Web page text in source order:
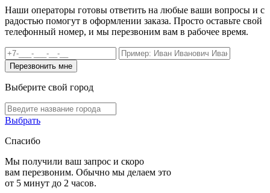
Наши операторы готовы ответить на любые ваши вопросы и с
радостью помогут в оформлении заказа. Просто оставьте свой
телефонный номер, и мы перезвоним вам в рабочее время.
Выберите свой город
Выбрать
Спасибо
Мы получили ваш запрос и скоро
вам перезвоним. Обычно мы делаем это
от 5 минут до 2 часов.